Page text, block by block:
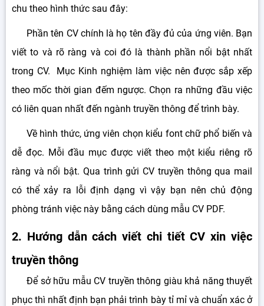
chu theo hình thức sau đây:
Phần tên CV chính là họ tên đầy đủ của ứng viên. Bạn
viết to và rõ ràng và coi đó là thành phần nổi bật nhất
trong CV. Mục Kinh nghiệm làm việc nên được sắp xếp
theo mốc thời gian đếm ngược. Chọn ra những đầu việc
có liên quan nhất đến ngành truyền thông để trình bày.
Về hình thức, ứng viên chọn kiểu font chữ phổ biến và
dễ đọc. Mỗi đầu mục được viết theo một kiểu riêng rõ
ràng và nổi bật. Qua trình gửi CV truyền thông qua mail
có thể xảy ra lỗi định dạng vì vậy bạn nên chủ động
phòng tránh việc này bằng cách dùng mẫu CV PDF.
2. Hướng dẫn cách viết chi tiết CV xin việc
truyền thông
Để sở hữu mẫu CV truyền thông giàu khả năng thuyết
phục thì nhất định bạn phải trình bày tỉ mỉ và chuẩn xác ở